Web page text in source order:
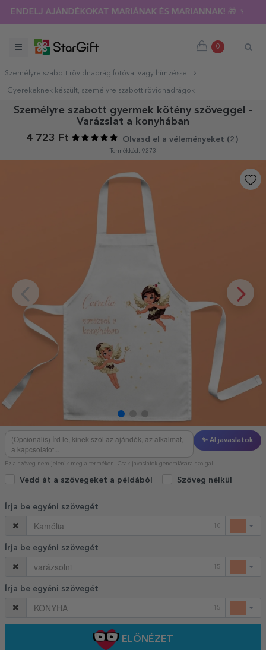
RENDELJ AJÁNDÉKOKAT MARIÁNAK ÉS MARIANNAK! 🎁 🍷
0
Személyre szabott rövidnadrág fotóval vagy hímzéssel
Gyerekeknek készült, személyre szabott rövidnadrágok
Személyre szabott gyermek kötény szöveggel -
Varázslat a konyhában
4 723 Ft
Olvasd el a véleményeket (2 )
Termékkód: 9273
✨ AI javaslatok
Ez a szöveg nem jelenik meg a terméken. Csak javaslatok generálására szolgál.
Vedd át a szövegeket a példából Szöveg nélkül
Írja be egyéni szövegét
10
Írja be egyéni szövegét
15
Írja be egyéni szövegét
15
ELŐNÉZET